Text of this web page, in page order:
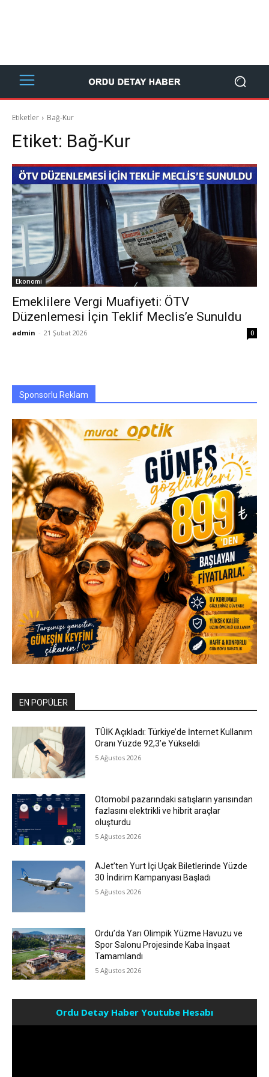
Etiketler Bağ-Kur
Etiket: Bağ-Kur
Ekonomi
Emeklilere Vergi Muafiyeti: ÖTV
Düzenlemesi İçin Teklif Meclis’e Sunuldu
admin - 21 Şubat 2026 0
Sponsorlu Reklam
EN POPÜLER
TÜİK Açıkladı: Türkiye’de İnternet Kullanım
Oranı Yüzde 92,3’e Yükseldi
5 Ağustos 2026
Otomobil pazarındaki satışların yarısından
fazlasını elektrikli ve hibrit araçlar
oluşturdu
5 Ağustos 2026
AJet’ten Yurt İçi Uçak Biletlerinde Yüzde
30 İndirim Kampanyası Başladı
5 Ağustos 2026
Ordu’da Yarı Olimpik Yüzme Havuzu ve
Spor Salonu Projesinde Kaba İnşaat
Tamamlandı
5 Ağustos 2026
Ordu Detay Haber Youtube Hesabı